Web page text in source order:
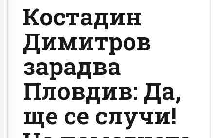
Костадин
Димитров
зарадва
Пловдив: Да,
ще се случи!